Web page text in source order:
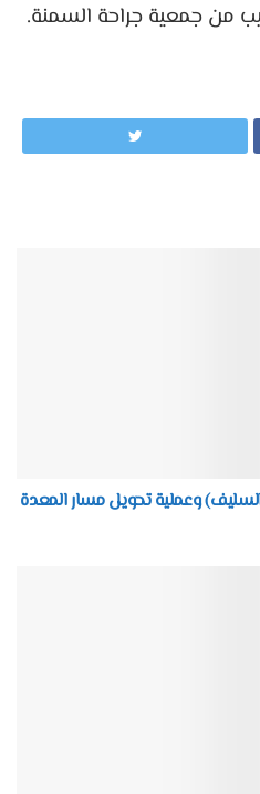
من جمعية جراحة السمنة.
وعملية تحويل مسار المعدة